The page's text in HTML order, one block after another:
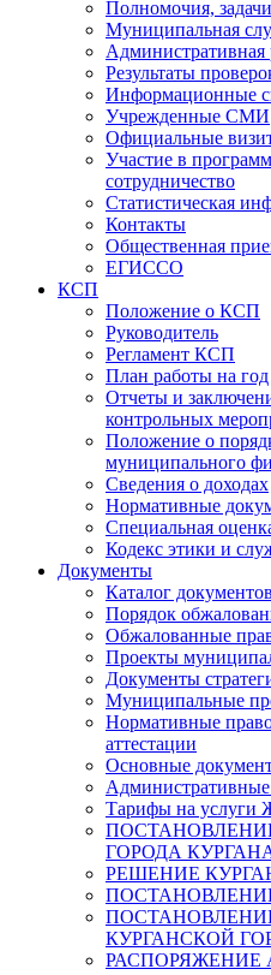
Полномочия,
Муниципальная
Административная
Результаты
Информационные
Учрежденные СМИ
Официальные
Участие в
сотрудничество
Статистическая
Контакты
Общественная
ЕГИССО
КСП
Положение о КСП
Руководитель
Регламент КСП
План работы на год
Отчеты и
контрольных
Положение о
муниципального
Сведения о доходах
Нормативные
Специальная
Кодекс этики и
Документы
Каталог документов
Порядок
Обжалованные
Проекты
Документы
Муниципальные
Нормативные
аттестации
Основные
Тарифы на услуги
ГОРОДА
РЕШЕНИЕ
КУРГАНСКОЙ
РАСПОРЯЖЕНИЕ